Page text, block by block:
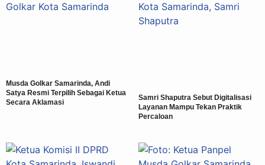
Musda Golkar Samarinda, Andi
Satya Resmi Terpilih Sebagai Ketua
Secara Aklamasi
Samri Shaputra Sebut Digitalisasi
Layanan Mampu Tekan Praktik
Percaloan